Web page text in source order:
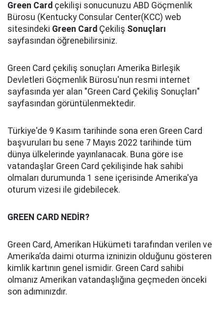
Green Card çekilişi sonucunuzu ABD Göçmenlik
Bürosu (Kentucky Consular Center(KCC) web
sitesindeki Green Card Çekiliş Sonuçları
sayfasından öğrenebilirsiniz.
Green Card çekiliş sonuçları Amerika Birleşik
Devletleri Göçmenlik Bürosu'nun resmi internet
sayfasında yer alan "Green Card Çekiliş Sonuçları"
sayfasından görüntülenmektedir.
Türkiye'de 9 Kasım tarihinde sona eren Green Card
başvuruları bu sene 7 Mayıs 2022 tarihinde tüm
dünya ülkelerinde yayınlanacak. Buna göre ise
vatandaşlar Green Card çekilişinde hak sahibi
olmaları durumunda 1 sene içerisinde Amerika'ya
oturum vizesi ile gidebilecek.
GREEN CARD NEDİR?
Green Card, Amerikan Hükümeti tarafından verilen ve
Amerika’da daimi oturma izninizin olduğunu gösteren
kimlik kartının genel ismidir. Green Card sahibi
olmanız Amerikan vatandaşlığına geçmeden önceki
son adımınızdır.